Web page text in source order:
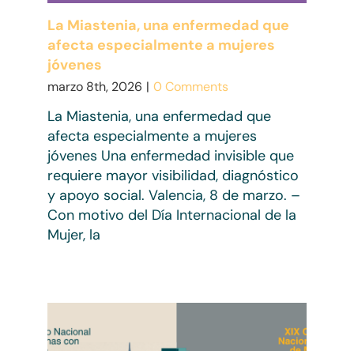
La Miastenia, una enfermedad que
afecta especialmente a mujeres
jóvenes
marzo 8th, 2026 | 0 Comments
La Miastenia, una enfermedad que
afecta especialmente a mujeres
jóvenes Una enfermedad invisible que
requiere mayor visibilidad, diagnóstico
y apoyo social. Valencia, 8 de marzo. –
Con motivo del Día Internacional de la
Mujer, la